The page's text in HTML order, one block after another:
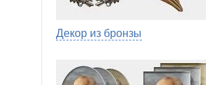
Декор из бронзы